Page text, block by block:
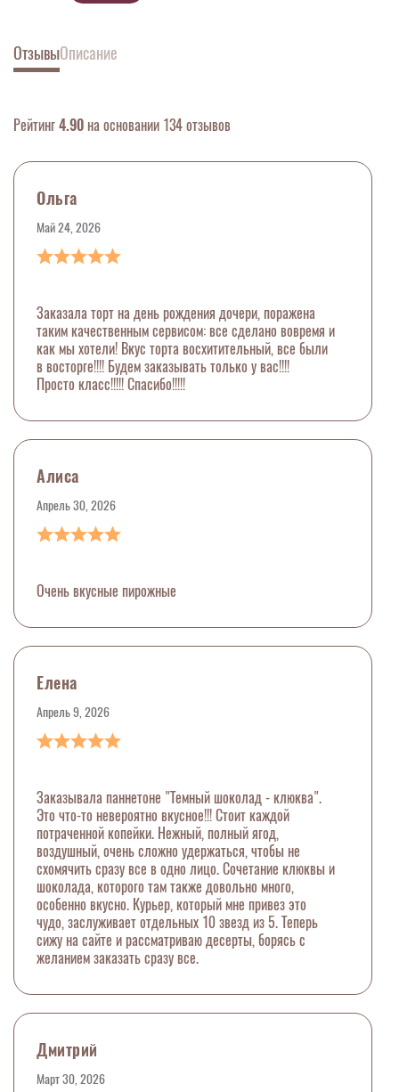
ОтзывыОписание
Рейтинг4.90 на основании 134 отзывов
Ольга
Май 24, 2026
Заказала торт на день рождения дочери, поражена
таким качественным сервисом: все сделано вовремя и
как мы хотели! Вкус торта восхитительный, все были
в восторге!!!! Будем заказывать только у вас!!!!
Просто класс!!!!! Спасибо!!!!!
Алиса
Апрель 30, 2026
Очень вкусные пирожные
Елена
Апрель 9, 2026
Заказывала паннетоне "Темный шоколад - клюква".
Это что-то невероятно вкусное!!! Стоит каждой
потраченной копейки. Нежный, полный ягод,
воздушный, очень сложно удержаться, чтобы не
схомячить сразу все в одно лицо. Сочетание клюквы и
шоколада, которого там также довольно много,
особенно вкусно. Курьер, который мне привез это
чудо, заслуживает отдельных 10 звезд из 5. Теперь
сижу на сайте и рассматриваю десерты, борясь с
желанием заказать сразу все.
Дмитрий
Март 30, 2026